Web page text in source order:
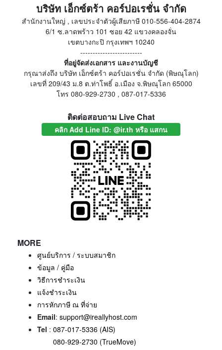
บริษัท เอ็กซ์ตร้า คอร์ปอเรชั่น จำกัด
สำนักงานใหญ่ , เลขประจำตัวผู้เสียภาษี 010-556-404-2874
6/1 ซ.ลาดพร้าว 101 ซอย 42 แขวงคลองจั่น
เขตบางกะปิ กรุงเทพฯ 10240
-------------------------
ที่อยู่จัดส่งเอกสาร และงานบัญชี
กรุณาส่งถึง บริษัท เอ็กซ์ตร้า คอร์ปอเรชั่น จำกัด (พิษณุโลก)
เลขที่ 209/43 ม.8 ต.ท่าโพธิ์ อ.เมือง จ.พิษณุโลก 65000
โทร 080-929-2730 , 087-017-5336
ติดต่อสอบถาม Live Chat
คลิก Add Line ID: @ir.th หรือ แสกน
MORE
ศูนย์บริการ / ระบบสมาชิก
ข้อมูล / คู่มือ
วิธีการชำระเงิน
แจ้งชำระเงิน
การหักภาษี ณ ที่จ่าย
Email: support@ireallyhost.com
Tel : 087-017-5336 (AIS)
080-929-2730 (TrueMove)